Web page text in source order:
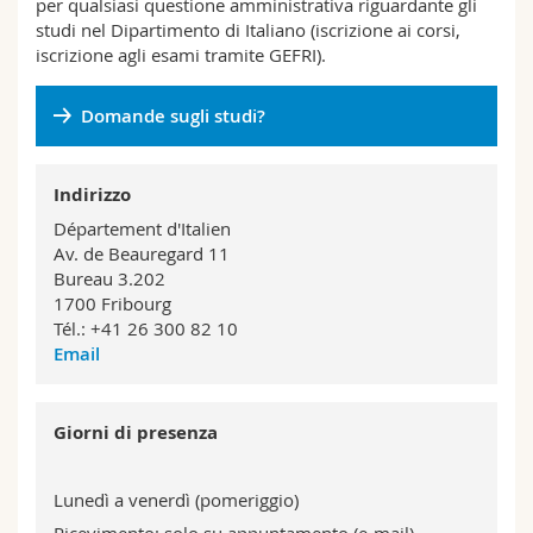
Sciences et médecine
Interfacultaire
Collaborateurs
Doctorants
Webmail
Programme des cours
MyUnifr
per qualsiasi questione amministrativa riguardante gli
studi nel Dipartimento di Italiano (iscrizione ai corsi,
iscrizione agli esami tramite GEFRI).
Domande sugli studi?
Indirizzo
Département d'Italien
Av. de Beauregard 11
Bureau 3.202
1700 Fribourg
Tél.: +41 26 300 82 10
Email
Giorni di presenza
Lunedì a venerdì (pomeriggio)